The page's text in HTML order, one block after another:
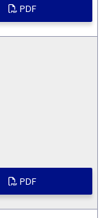
PDF
PDF